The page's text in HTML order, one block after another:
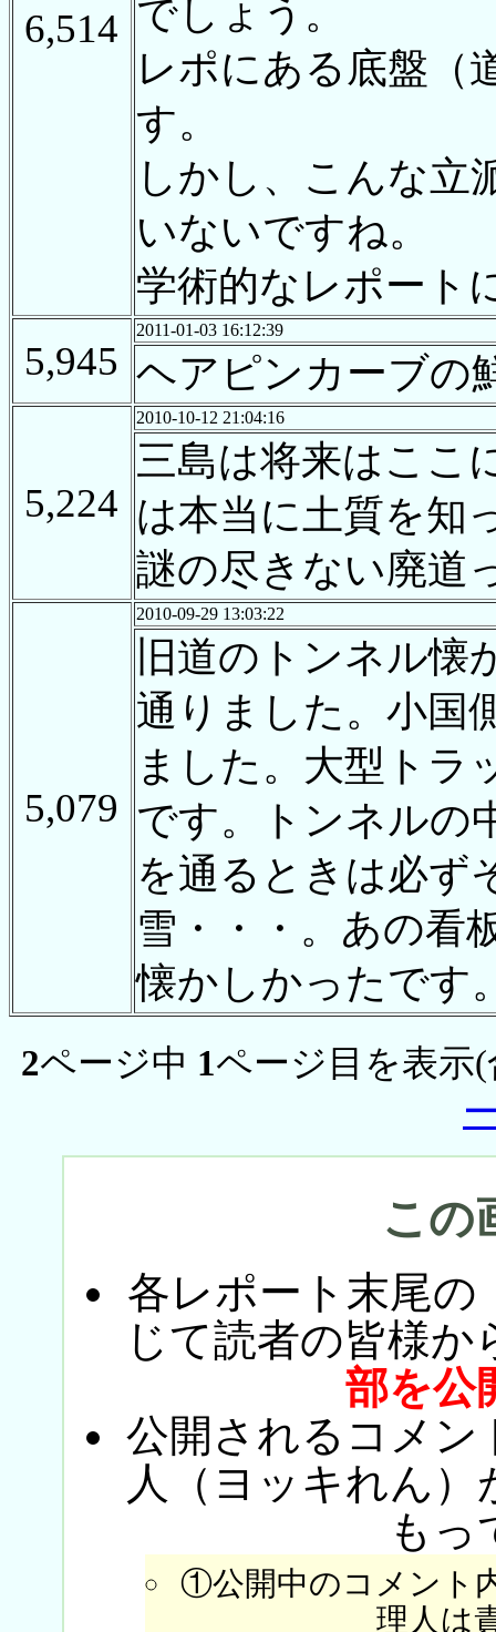
6,514 でしょう。
レポにある底盤（
す。
しかし、こんな立
いないですね。
学術的なレポート
5,945
2011-01-03 16:12:39
ヘアピンカーブの
5,224
2010-10-12 21:04:16
三島は将来はここ
は本当に土質を知
謎の尽きない廃道
5,079
2010-09-29 13:03:22
旧道のトンネル
通りました。小国
ました。大型トラ
です。トンネルの
を通るときは必ず
雪・・・。あの看
懐かしかったです
2ページ中 1ページ目を表示(
この
各レポート末尾の
じて読者の皆様か
部を公
公開されるコメン
人（ヨッキれん
もっ
①公開中のコメント
理人は